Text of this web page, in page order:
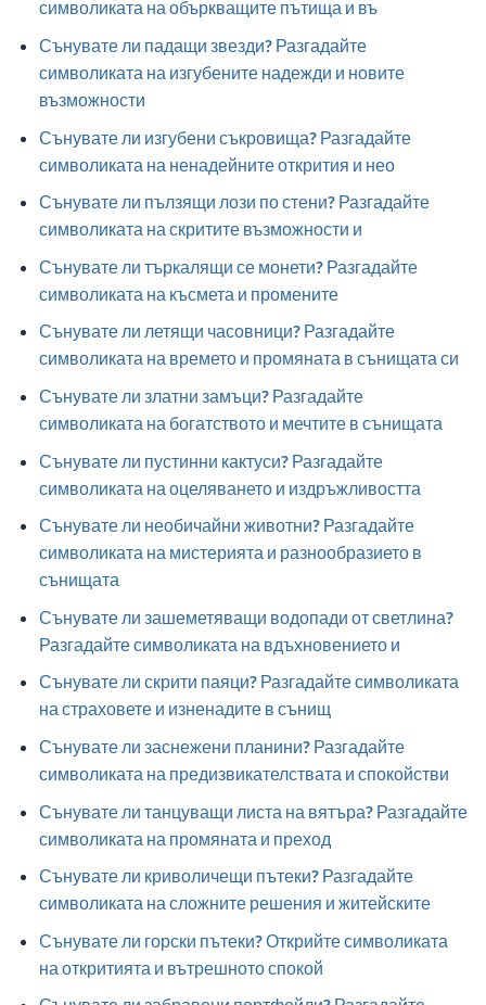
символиката на объркващите пътища и въ
Сънувате ли падащи звезди? Разгадайте
символиката на изгубените надежди и новите
възможности
Сънувате ли изгубени съкровища? Разгадайте
символиката на ненадейните открития и нео
Сънувате ли пълзящи лози по стени? Разгадайте
символиката на скритите възможности и
Сънувате ли търкалящи се монети? Разгадайте
символиката на късмета и промените
Сънувате ли летящи часовници? Разгадайте
символиката на времето и промяната в сънищата си
Сънувате ли златни замъци? Разгадайте
символиката на богатството и мечтите в сънищата
Сънувате ли пустинни кактуси? Разгадайте
символиката на оцеляването и издръжливостта
Сънувате ли необичайни животни? Разгадайте
символиката на мистерията и разнообразието в
сънищата
Сънувате ли зашеметяващи водопади от светлина?
Разгадайте символиката на вдъхновението и
Сънувате ли скрити паяци? Разгадайте символиката
на страховете и изненадите в сънищ
Сънувате ли заснежени планини? Разгадайте
символиката на предизвикателствата и спокойстви
Сънувате ли танцуващи листа на вятъра? Разгадайте
символиката на промяната и преход
Сънувате ли криволичещи пътеки? Разгадайте
символиката на сложните решения и житейските
Сънувате ли горски пътеки? Открийте символиката
на откритията и вътрешното спокой